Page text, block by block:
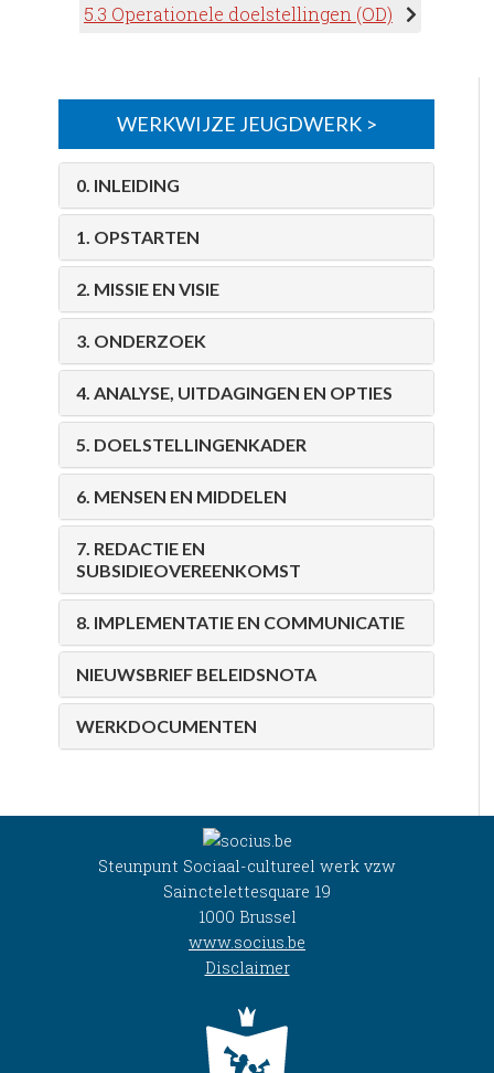
5.3 Operationele doelstellingen (OD)
WERKWIJZE JEUGDWERK
0. INLEIDING
1. OPSTARTEN
2. MISSIE EN VISIE
3. ONDERZOEK
4. ANALYSE, UITDAGINGEN EN OPTIES
5. DOELSTELLINGENKADER
6. MENSEN EN MIDDELEN
7. REDACTIE EN
SUBSIDIEOVEREENKOMST
8. IMPLEMENTATIE EN COMMUNICATIE
NIEUWSBRIEF BELEIDSNOTA
WERKDOCUMENTEN
Steunpunt Sociaal-cultureel werk vzw
Sainctelettesquare 19
1000 Brussel
www.socius.be
Disclaimer